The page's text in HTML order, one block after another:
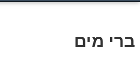
ברי מים